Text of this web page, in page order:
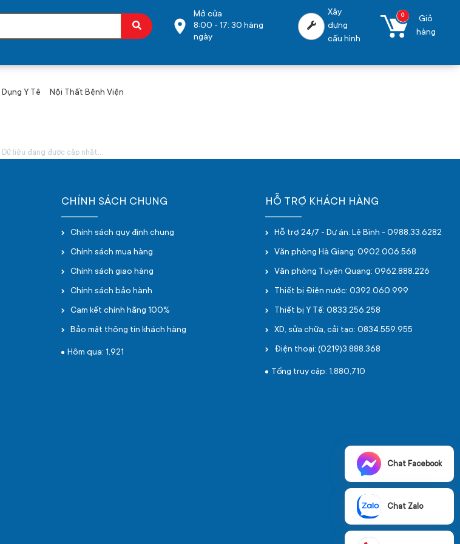
Mở cửa
8:00 - 17: 30 hàng
ngày
Xây
dựng
cấu hình
0
Giỏ
hàng
Y Tê Nội Thất Bệnh Viện
Dữ liệu đang được cập nhật...
CHÍNH SÁCH CHUNG
Chính sách quy định chung
Chính sách mua hàng
Chính sách giao hàng
Chính sách bảo hành
Cam kết chính hãng 100%
Bảo mật thông tin khách hàng
Hôm qua: 1,921
HỖ TRỢ KHÁCH HÀNG
Hỗ trợ 24/7 - Dự án: Lê Bình - 0988.33.6282
Văn phòng Hà Giang: 0902.006.568
Văn phòng Tuyên Quang: 0962.888.226
Thiết bị Điện nước: 0392.060.999
Thiết bị Y Tế: 0833.256.258
XD, sửa chữa, cải tạo: 0834.559.955
Điện thoại: (0219)3.888.368
Tổng truy cập: 1,880,710
Chat Facebook
Chat Zalo